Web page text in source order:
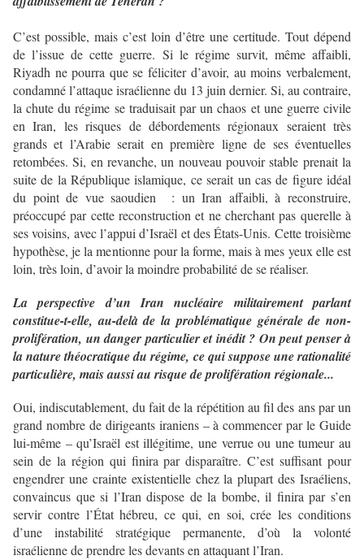
C’est possible, mais c’est loin d’être une certitude. Tout dépend
de l’issue de cette guerre. Si le régime survit, même affaibli,
Riyadh ne pourra que se féliciter d’avoir, au moins verbalement,
condamné l’attaque israélienne du 13 juin dernier. Si, au contraire,
la chute du régime se traduisait par un chaos et une guerre civile
en Iran, les risques de débordements régionaux seraient très
grands et l’Arabie serait en première ligne de ses éventuelles
retombées. Si, en revanche, un nouveau pouvoir stable prenait la
suite de la République islamique, ce serait un cas de figure idéal
du point de vue saoudien : un Iran affaibli, à reconstruire,
préoccupé par cette reconstruction et ne cherchant pas querelle à
ses voisins, avec l’appui d’Israël et des États-Unis. Cette troisième
hypothèse, je la mentionne pour la forme, mais à mes yeux elle est
loin, très loin, d’avoir la moindre probabilité de se réaliser.
La perspective d’un Iran nucléaire militairement parlant
constitue-t-elle, au-delà de la problématique générale de non-
prolifération, un danger particulier et inédit ? On peut penser à
la nature théocratique du régime, ce qui suppose une rationalité
particulière, mais aussi au risque de prolifération régionale...
Oui, indiscutablement, du fait de la répétition au fil des ans par un
grand nombre de dirigeants iraniens – à commencer par le Guide
lui-même – qu’Israël est illégitime, une verrue ou une tumeur au
sein de la région qui finira par disparaître. C’est suffisant pour
engendrer une crainte existentielle chez la plupart des Israéliens,
convaincus que si l’Iran dispose de la bombe, il finira par s’en
servir contre l’État hébreu, ce qui, en soi, crée les conditions
d’une instabilité stratégique permanente, d’où la volonté
israélienne de prendre les devants en attaquant l’Iran.